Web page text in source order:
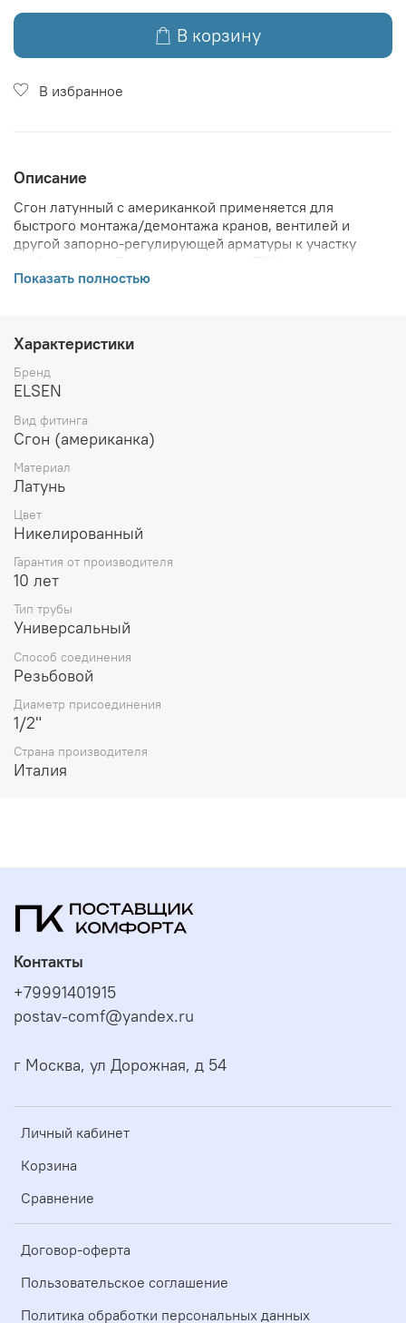
В корзину
В избранное
Описание
Сгон латунный с американкой применяется для
быстрого монтажа/демонтажа кранов, вентилей и
другой запорно-регулирующей арматуры к участку
олово).
габаритах, внешнем виде и цвете, стране производства
и основываются на последних доступных сведениях от
производителя. Производитель оставляет за собой
вносить изменения в дизайн и технические
характеристики, не ухудшающие потребительских
Показать полностью
Характеристики
Бренд
ELSEN
Вид фитинга
Сгон (американка)
Материал
Латунь
Цвет
Никелированный
Гарантия от производителя
10 лет
Тип трубы
Универсальный
Способ соединения
Резьбовой
Диаметр присоединения
1/2"
Страна производителя
Италия
Личный кабинет
Корзина
Сравнение
Договор-оферта
Пользовательское соглашение
Политика обработки персональных данных
Контакты
+79991401915
postav-comf@yandex.ru
г Москва, ул Дорожная, д 54